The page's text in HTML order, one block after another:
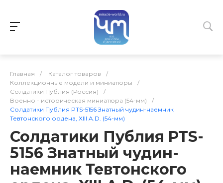
Главная / Каталог товаров
/
Коллекционные модели и миниатюры
/
Солдатики Публия (Россия)
/
Военно - историческая миниатюра (54-мм)
/
Солдатики Публия PTS-5156 Знатный чудин-наемник
Тевтонского ордена, XIII A.D. (54-мм)
Солдатики Публия PTS-
5156 Знатный чудин-
наемник Тевтонского